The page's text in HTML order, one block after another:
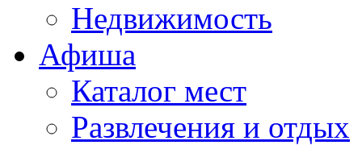
Недвижимость
Афиша
Каталог мест
Развлечения и отдых